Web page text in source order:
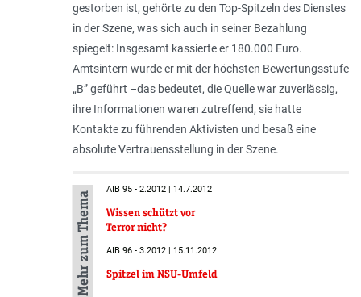
gestorben ist, gehörte zu den Top-Spitzeln des Dienstes
in der Szene, was sich auch in seiner Bezahlung
spiegelt: Insgesamt kassierte er 180.000 Euro.
Amtsintern wurde er mit der höchsten Bewertungsstufe
„B” geführt –das bedeutet, die Quelle war zuverlässig,
ihre Informationen waren zutreffend, sie hatte
Kontakte zu führenden Aktivisten und besaß eine
absolute Vertrauensstellung in der Szene.
Mehr zum Thema
AIB 95 - 2.2012 | 14.7.2012
Wissen schützt vor
Terror nicht?
AIB 96 - 3.2012 | 15.11.2012
Spitzel im NSU-Umfeld